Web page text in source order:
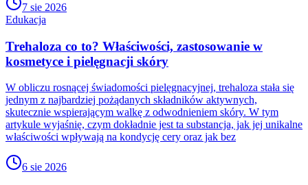
7 sie 2026
Edukacja
Trehaloza co to? Właściwości, zastosowanie w
kosmetyce i pielęgnacji skóry
W obliczu rosnącej świadomości pielęgnacyjnej, trehaloza stała się
jednym z najbardziej pożądanych składników aktywnych,
skutecznie wspierającym walkę z odwodnieniem skóry. W tym
artykule wyjaśnię, czym dokładnie jest ta substancja, jak jej unikalne
właściwości wpływają na kondycję cery oraz jak bez
6 sie 2026